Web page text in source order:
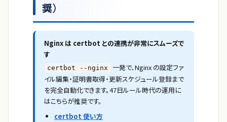
奨）
Nginx は certbot との連携が非常にスムーズで
す
certbot --nginx
一発で、Nginx の設定ファ
イル編集・証明書取得・更新スケジュール登録まで
を完全自動化できます。47日ルール時代の運用に
はこちらが推奨です。
certbot 使い方